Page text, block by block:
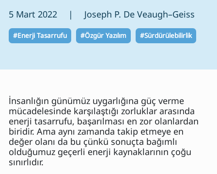
5 Mart 2022 | Joseph P. De Veaugh–Geiss
#Enerji Tasarrufu #Özgür Yazılım #Sürdürülebilirlik
İnsanlığın günümüz uygarlığına güç verme
mücadelesinde karşılaştığı zorluklar arasında
enerji tasarrufu, başarılması en zor olanlardan
biridir. Ama aynı zamanda takip etmeye en
değer olanı da bu çünkü sonuçta bağımlı
olduğumuz geçerli enerji kaynaklarının çoğu
sınırlıdır.